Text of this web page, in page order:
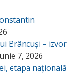
Brâncuși – izvor
7, 2026
etapa națională